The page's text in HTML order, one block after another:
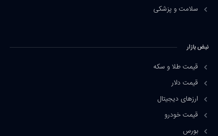
سلامت و پزشکی
نبض بازار
قیمت طلا و سکه
قیمت دلار
ارزهای دیجیتال
قیمت خودرو
بورس